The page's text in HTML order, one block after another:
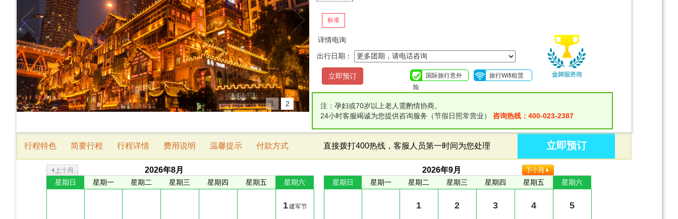
1 2
标准
详情电询
出行日期：
国际旅行意外
险
旅行Wifi租赁
注：孕妇或70岁以上老人需酌情协商。
24小时客服竭诚为您提供咨询服务（节假日照常营业） 咨询热线：400-023-2387
行程特色 简要行程 行程详情 费用说明 温馨提示 付款方式 直接拨打400热线，客服人员第一时间为您处理 立即预订
2026年8月
星期日 星期一 星期二 星期三 星期四 星期五 星期六
1建军节
2026年9月
星期日 星期一 星期二 星期三 星期四 星期五 星期六
1 2 3 4 5